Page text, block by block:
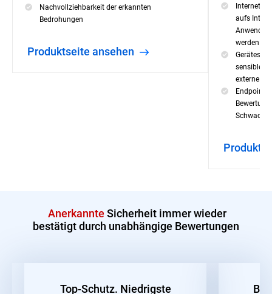
Nachvollziehbarkeit der erkannten
Bedrohungen
Produktseite ansehen
aufs
werden
sensibler
externe
Endpoint-
Anerkannte Sicherheit immer wieder
bestätigt durch unabhängige Bewertungen
Top-Schutz. Niedrigste